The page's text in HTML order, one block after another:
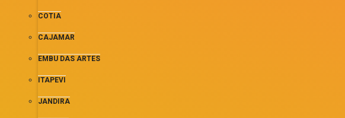
COTIA
CAJAMAR
EMBU DAS ARTES
ITAPEVI
JANDIRA